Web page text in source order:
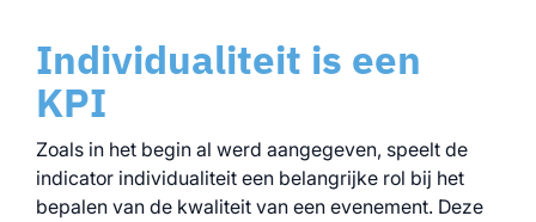
Individualiteit is een
KPI
Zoals in het begin al werd aangegeven, speelt de
indicator individualiteit een belangrijke rol bij het
bepalen van de kwaliteit van een evenement. Deze